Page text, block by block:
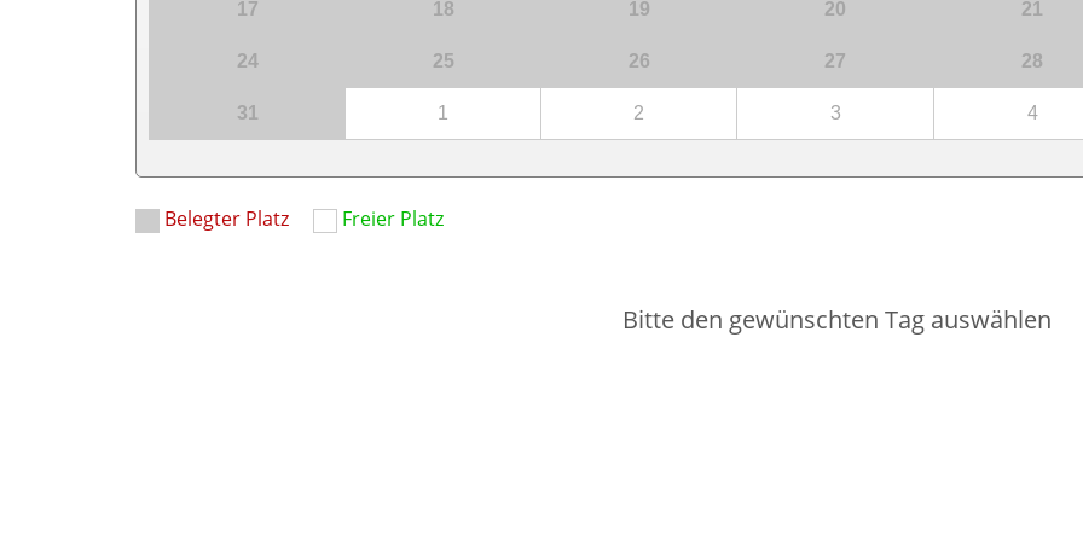
17 18 19 20 21
24 25 26 27 28
31 1 2 3 4
Belegter Platz Freier Platz
Bitte den gewünschten Tag auswählen